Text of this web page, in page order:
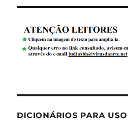
DICIONÁRIOS PARA USO